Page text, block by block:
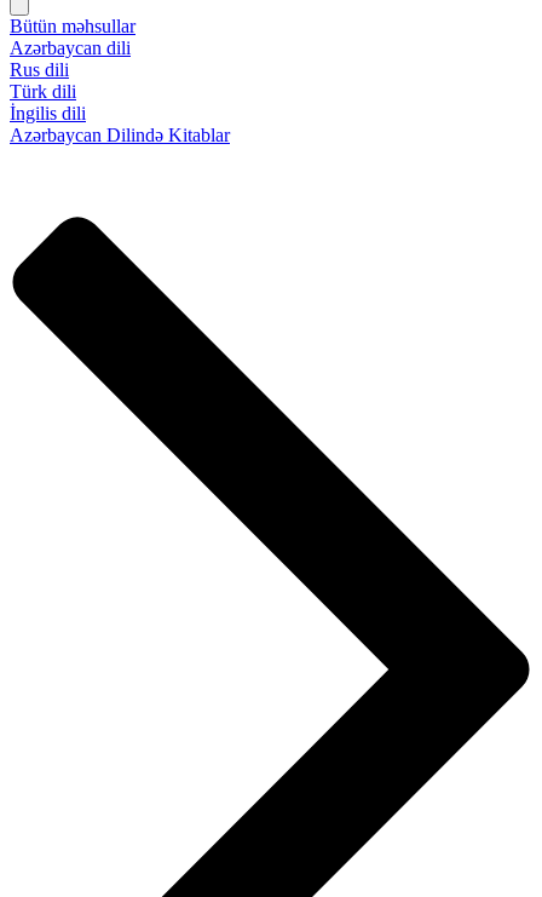
Bütün məhsullar
Azərbaycan dili
Rus dili
Türk dili
İngilis dili
Azərbaycan Dilində Kitablar